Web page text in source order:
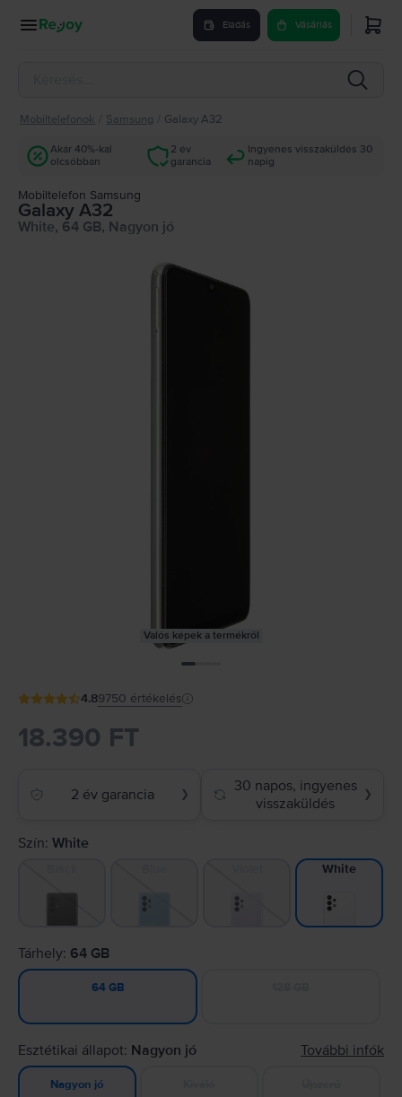
Eladás Vásárlás
Mobiltelefonok Samsung Galaxy A32
Akár 40%-kal
olcsóbban
2 év
garancia
Ingyenes visszaküldés 30
napig
Mobiltelefon Samsung
Galaxy A32
White, 64 GB, Nagyon jó
Valós képek a termékről
4.89750 értékelés
18.390 FT
2 év garancia ❯
30 napos, ingyenes
visszaküldés
❯
Szín: White
White
Tárhely: 64 GB
64 GB
Esztétikai állapot: Nagyon jó További infók
Nagyon jó